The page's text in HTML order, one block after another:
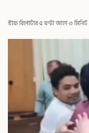
স্টাফ রিপোর্টার·৫ ঘণ্টা আগে·৩ মিনিট